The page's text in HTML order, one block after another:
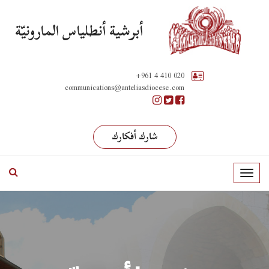
أبرشية أنطلياس المارونيّة
+961 4 410 020
communications@anteliasdiocese.com
شارك أفكارك
T
o
g